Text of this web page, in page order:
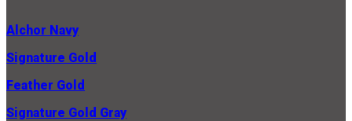
Alchor Navy
Signature Gold
Feather Gold
Signature Gold Gray